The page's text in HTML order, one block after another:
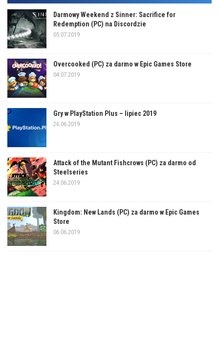
Darmowy Weekend z Sinner: Sacrifice for
Redemption (PC) na Discordzie
05.07.2019
Overcooked (PC) za darmo w Epic Games Store
04.07.2019
Gry w PlayStation Plus – lipiec 2019
26.06.2019
Attack of the Mutant Fishcrows (PC) za darmo od
Steelseries
24.06.2019
Kingdom: New Lands (PC) za darmo w Epic Games
Store
06.06.2019